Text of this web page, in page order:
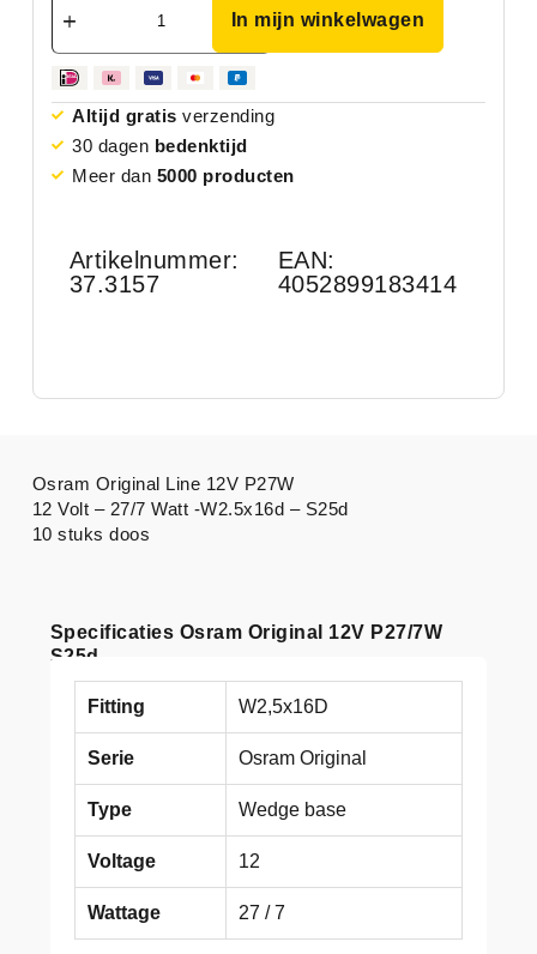
In mijn winkelwagen
Altijd gratis verzending
30 dagen bedenktijd
Meer dan 5000 producten
Artikelnummer:
37.3157
EAN:
4052899183414
Specificaties Osram Original 12V P27/7W
S25d
Fitting W2,5x16D
Serie Osram Original
Type Wedge base
Voltage 12
Wattage 27 / 7
Osram Original Line 12V P27W
12 Volt – 27/7 Watt -W2.5x16d – S25d
10 stuks doos